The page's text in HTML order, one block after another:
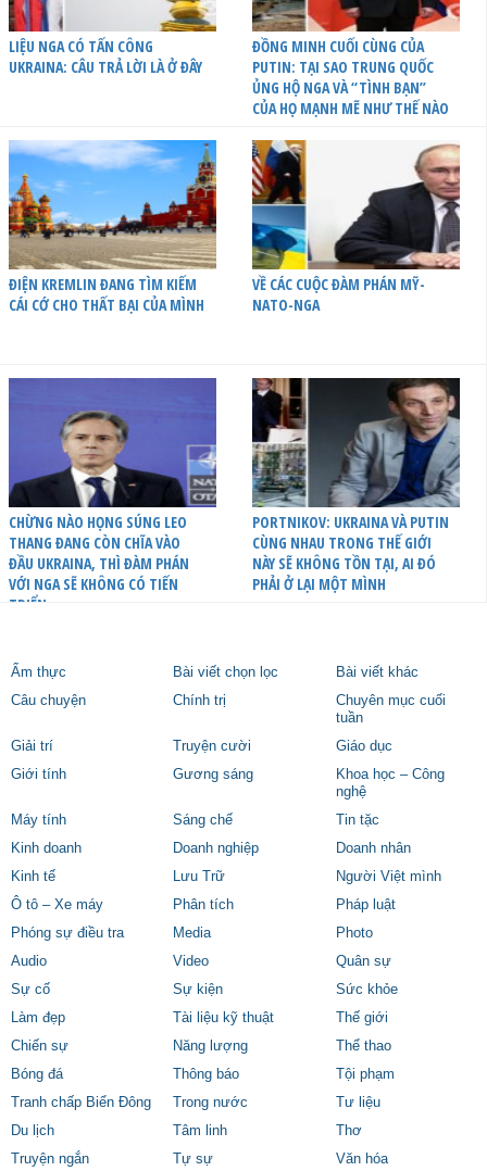
LIỆU NGA CÓ TẤN CÔNG
UKRAINA: CÂU TRẢ LỜI LÀ Ở ĐÂY
ĐỒNG MINH CUỐI CÙNG CỦA
PUTIN: TẠI SAO TRUNG QUỐC
ỦNG HỘ NGA VÀ “TÌNH BẠN”
CỦA HỌ MẠNH MẼ NHƯ THẾ NÀO
ĐIỆN KREMLIN ĐANG TÌM KIẾM
CÁI CỚ CHO THẤT BẠI CỦA MÌNH
VỀ CÁC CUỘC ĐÀM PHÁN MỸ-
NATO-NGA
CHỪNG NÀO HỌNG SÚNG LEO
THANG ĐANG CÒN CHĨA VÀO
ĐẦU UKRAINA, THÌ ĐÀM PHÁN
VỚI NGA SẼ KHÔNG CÓ TIẾN
TRIỂN
PORTNIKOV: UKRAINA VÀ PUTIN
CÙNG NHAU TRONG THẾ GIỚI
NÀY SẼ KHÔNG TỒN TẠI, AI ĐÓ
PHẢI Ở LẠI MỘT MÌNH
Ẩm thực Bài viết chọn lọc
Bài viết khác
Câu chuyện
Chính trị
Chuyên mục cuối
tuần
Giải trí
Truyện cười
Giáo dục
Giới tính
Gương sáng
Khoa học – Công
nghệ
Máy tính
Sáng chế
Tin tặc
Kinh doanh
Doanh nghiệp
Doanh nhân
Kinh tế
Lưu Trữ
Người Việt mình
Ô tô – Xe máy
Phân tích
Pháp luật
Phóng sự điều tra
Media
Photo
Audio
Video
Quân sự
Sự cố
Sự kiện
Sức khỏe
Làm đẹp
Tài liệu kỹ thuật
Thế giới
Chiến sự
Năng lượng
Thể thao
Bóng đá
Thông báo
Tội phạm
Tranh chấp Biển Đông
Trong nước
Tư liệu
Du lịch
Tâm linh
Thơ
Truyện ngắn
Tự sự Văn hóa